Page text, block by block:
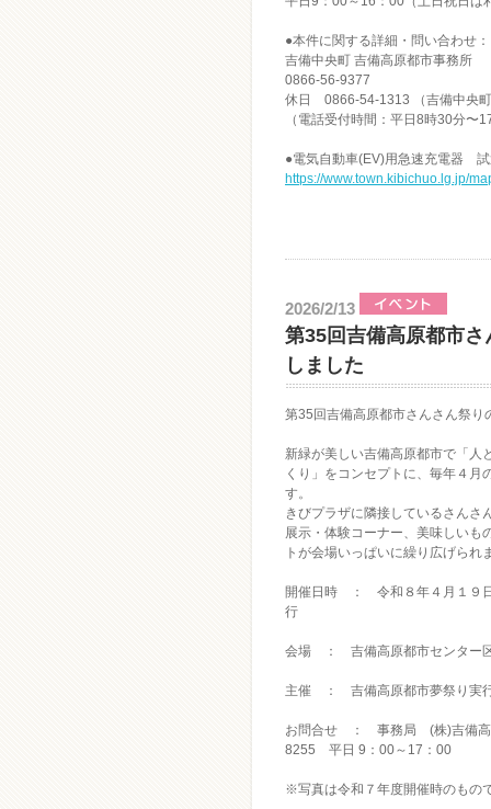
●本件に関する詳細・問い合わせ：
吉備中央町 吉備高原都市事務所
0866-56-9377
休日 0866-54-1313 （吉備中央
（電話受付時間：平日8時30分〜
●電気自動車(EV)用急速充電器
https://www.town.kibichuo.lg.jp/
2026/2/13
第35回吉備高原都市
しました
第35回吉備高原都市さんさん祭り
新緑が美しい吉備高原都市で「人
くり」をコンセプトに、毎年４月
す。
きびプラザに隣接しているさんさ
展示・体験コーナー、美味しいも
トが会場いっぱいに繰り広げられ
開催日時 ： 令和８年４月１
行
会場 ： 吉備高原都市センター
主催 ： 吉備高原都市夢祭り実
お問合せ ： 事務局 (株)吉備
8255 平日 9：00～17：00
※写真は令和７年度開催時のもの